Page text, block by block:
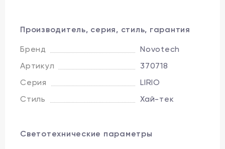
Производитель, серия, стиль, гарантия
Бренд
Novotech
Артикул
370718
Серия
LIRIO
Стиль
Хай-тек
Светотехнические параметры